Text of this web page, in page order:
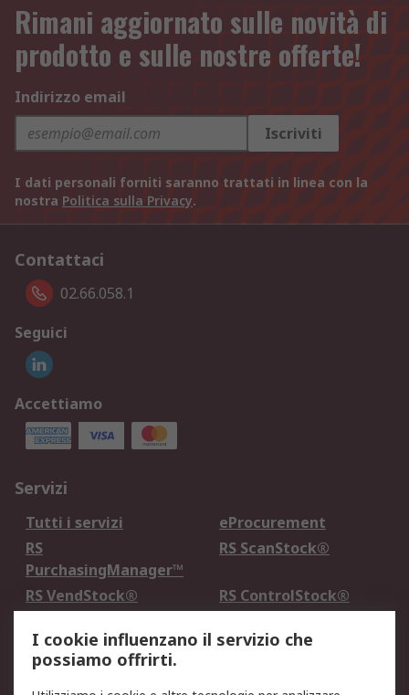
Rimani aggiornato sulle novità di
prodotto e sulle nostre offerte!
Indirizzo email
Iscriviti
I dati personali forniti saranno trattati in linea con la
nostra Politica sulla Privacy.
Contattaci
02.66.058.1
Seguici
Accettiamo
Servizi
Tutti i servizi
eProcurement
RS
PurchasingManager™
RS ScanStock®
RS VendStock®
RS ControlStock®
Legale
I cookie influenzano il servizio che
possiamo offrirti.